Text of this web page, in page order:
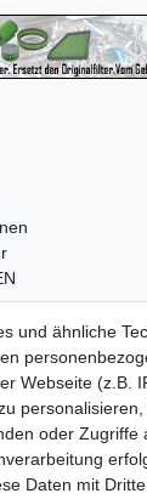
und ähnliche
Webseite (z.B.
oder Zugriffe
Daten mit